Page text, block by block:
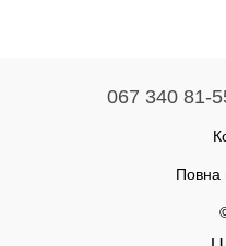
067 340 81-
Повна